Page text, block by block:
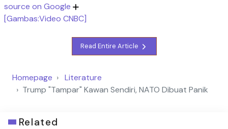
source on Google
[Gambas:Video CNBC]
Read Entire Article
Homepage
Literature
Trump "Tampar" Kawan Sendiri, NATO Dibuat Panik
Related